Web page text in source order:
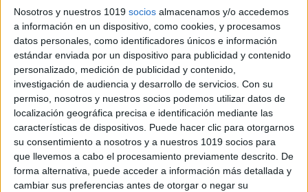
Nosotros y nuestros 1019 socios almacenamos y/o accedemos
a información en un dispositivo, como cookies, y procesamos
datos personales, como identificadores únicos e información
estándar enviada por un dispositivo para publicidad y contenido
personalizado, medición de publicidad y contenido,
investigación de audiencia y desarrollo de servicios. Con su
permiso, nosotros y nuestros socios podemos utilizar datos de
localización geográfica precisa e identificación mediante las
características de dispositivos. Puede hacer clic para otorgarnos
su consentimiento a nosotros y a nuestros 1019 socios para
que llevemos a cabo el procesamiento previamente descrito. De
forma alternativa, puede acceder a información más detallada y
cambiar sus preferencias antes de otorgar o negar su
NUEVAS Y BONITAS EFEMÉRIDES JUNIO
2025
Publicado el 29 mayo, 2025
¡El mes de junio llega cargado de fechas especiales
para trabajar en clase! Con este material visual y
colorido, podrás presentar a tus alumnos las
efemérides más importantes del mes, […]